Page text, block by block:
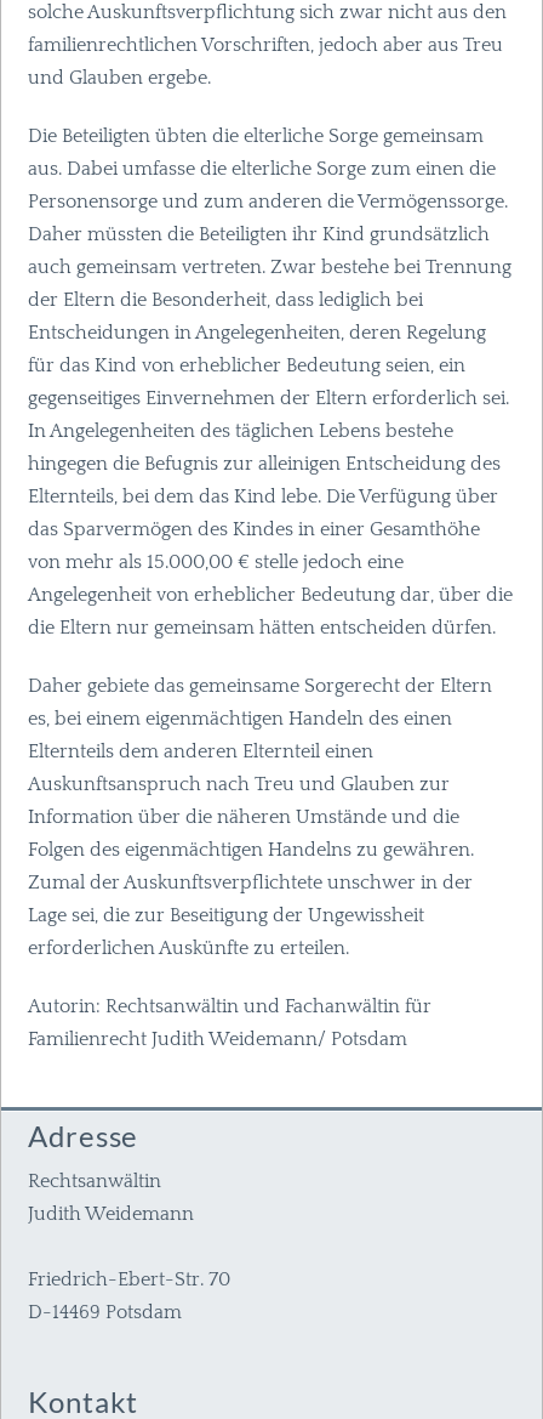
solche Auskunftsverpflichtung sich zwar nicht aus den
familienrechtlichen Vorschriften, jedoch aber aus Treu
und Glauben ergebe.
Die Beteiligten übten die elterliche Sorge gemeinsam
aus. Dabei umfasse die elterliche Sorge zum einen die
Personensorge und zum anderen die Vermögenssorge.
Daher müssten die Beteiligten ihr Kind grundsätzlich
auch gemeinsam vertreten. Zwar bestehe bei Trennung
der Eltern die Besonderheit, dass lediglich bei
Entscheidungen in Angelegenheiten, deren Regelung
für das Kind von erheblicher Bedeutung seien, ein
gegenseitiges Einvernehmen der Eltern erforderlich sei.
In Angelegenheiten des täglichen Lebens bestehe
hingegen die Befugnis zur alleinigen Entscheidung des
Elternteils, bei dem das Kind lebe. Die Verfügung über
das Sparvermögen des Kindes in einer Gesamthöhe
von mehr als 15.000,00 € stelle jedoch eine
Angelegenheit von erheblicher Bedeutung dar, über die
die Eltern nur gemeinsam hätten entscheiden dürfen.
Daher gebiete das gemeinsame Sorgerecht der Eltern
es, bei einem eigenmächtigen Handeln des einen
Elternteils dem anderen Elternteil einen
Auskunftsanspruch nach Treu und Glauben zur
Information über die näheren Umstände und die
Folgen des eigenmächtigen Handelns zu gewähren.
Zumal der Auskunftsverpflichtete unschwer in der
Lage sei, die zur Beseitigung der Ungewissheit
erforderlichen Auskünfte zu erteilen.
Autorin: Rechtsanwältin und Fachanwältin für
Familienrecht Judith Weidemann/ Potsdam
Adresse
Rechtsanwältin
Judith Weidemann
Friedrich-Ebert-Str. 70
D-14469 Potsdam
Kontakt